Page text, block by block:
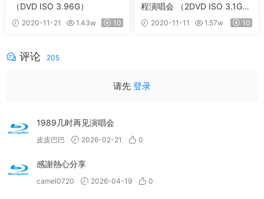
（DVD ISO 3.96G）
2020-11-21 1.43w 10
程演唱会 （2DVD ISO 3.1G+
4.24G）
2020-11-11 1.57w 10
评论 205
请先 登录
1989几时再见演唱会
皮皮巴巴 2026-02-21 0
感謝熱心分享
camel0720 2026-04-19 0